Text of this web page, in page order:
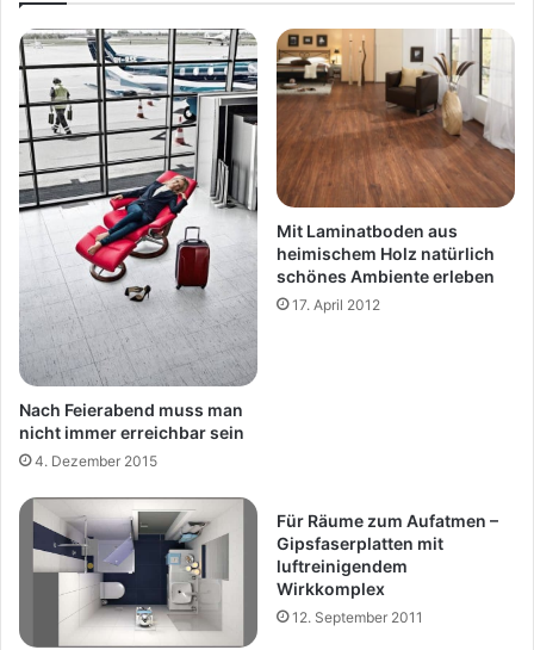
Nach Feierabend muss man
nicht immer erreichbar sein
4. Dezember 2015
Mit Laminatboden aus
heimischem Holz natürlich
schönes Ambiente erleben
17. April 2012
Für Räume zum Aufatmen –
Gipsfaserplatten mit
luftreinigendem
Wirkkomplex
12. September 2011